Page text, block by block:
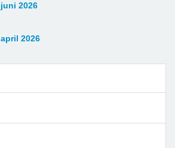
2026
2026